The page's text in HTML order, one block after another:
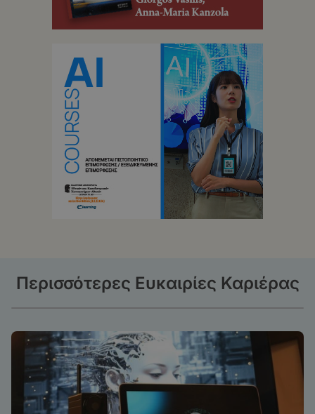
Περισσότερες Ευκαιρίες Καριέρας